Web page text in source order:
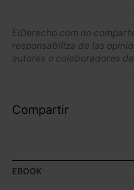
ElDerecho.com no
responsabiliza de las
autores o colaboradores
Compartir
EBOOK